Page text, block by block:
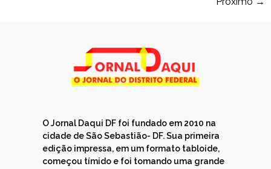
O Jornal Daqui DF foi fundado em 2010 na
cidade de São Sebastião- DF. Sua primeira
edição impressa, em um formato tabloide,
começou tímido e foi tomando uma grande